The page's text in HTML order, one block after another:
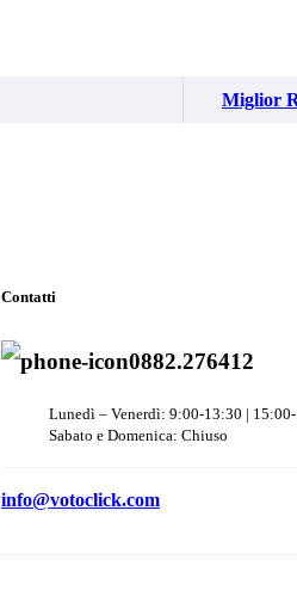
Miglior
Contatti
0882.276412
Lunedì – Venerdì: 9:00-13:30 |
Sabato e Domenica: Chiuso
info@votoclick.com